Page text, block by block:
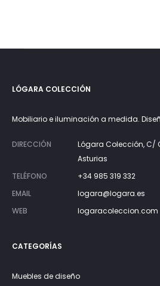
LÓGARA COLECCIÓN
Mobiliario e iluminación a medida.
DIRECCIÓN
Lógara Colección, C/
Asturias
TELÉFONO
+34 985 319 332
EMAIL
logara@logara.es
WEB
logaracoleccion.com
CATEGORÍAS
Muebles de diseño